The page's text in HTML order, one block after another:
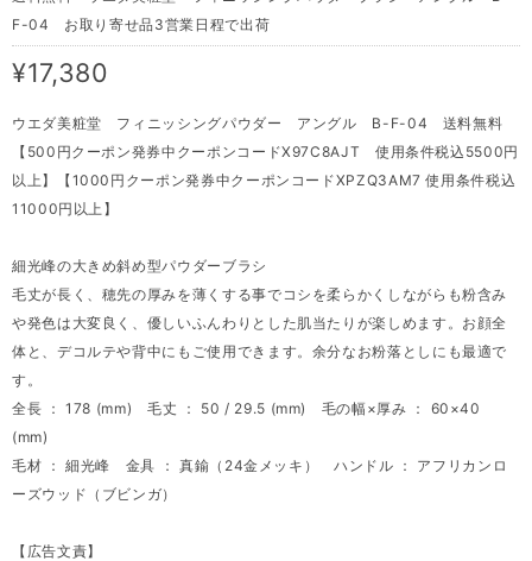
F-04 お取り寄せ品3営業日程で出荷
¥17,380
ウエダ美粧堂 フィニッシングパウダー アングル B-F-04 送料無料
【500円クーポン発券中クーポンコードX97C8AJT 使用条件税込5500円
以上】【1000円クーポン発券中クーポンコードXPZQ3AM7 使用条件税込
11000円以上】
細光峰の大きめ斜め型パウダーブラシ
毛丈が長く、穂先の厚みを薄くする事でコシを柔らかくしながらも粉含み
や発色は大変良く、優しいふんわりとした肌当たりが楽しめます。お顔全
体と、デコルテや背中にもご使用できます。余分なお粉落としにも最適で
す。
全長 ： 178 (mm) 毛丈 ： 50 / 29.5 (mm) 毛の幅×厚み ： 60×40
(mm)
毛材 ： 細光峰 金具 ： 真鍮（24金メッキ） ハンドル ： アフリカンロ
ーズウッド（ブビンガ）
【広告文責】